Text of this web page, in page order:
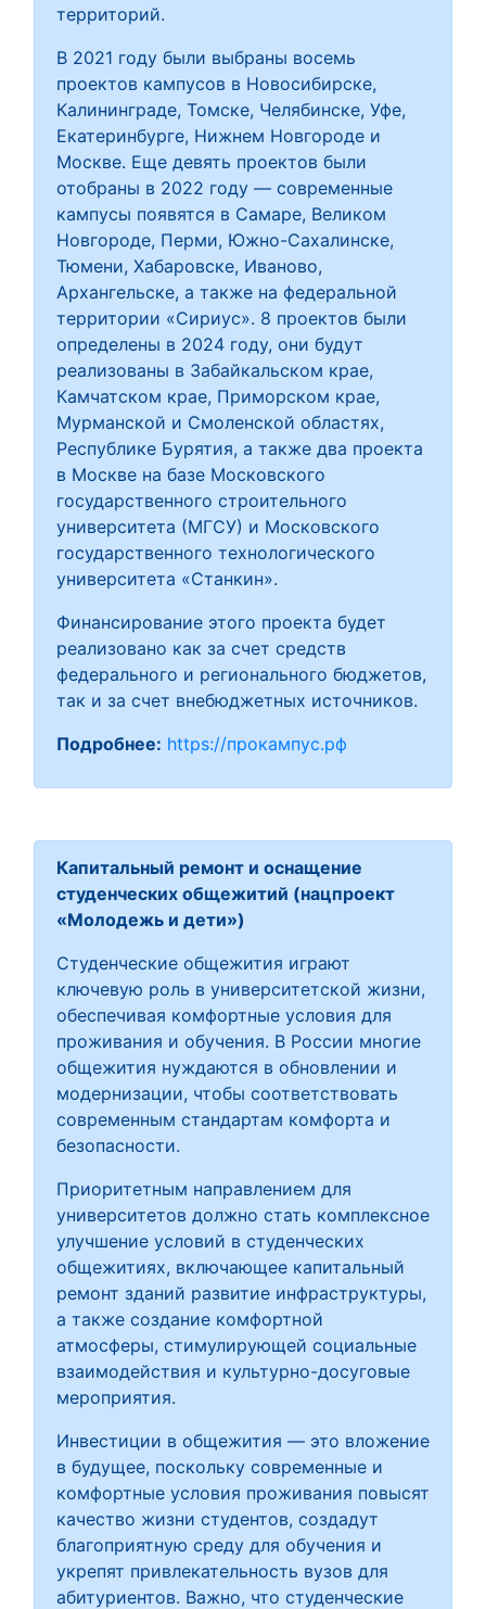
территорий.
В 2021 году были выбраны восемь
проектов кампусов в Новосибирске,
Калининграде, Томске, Челябинске, Уфе,
Екатеринбурге, Нижнем Новгороде и
Москве. Еще девять проектов были
отобраны в 2022 году — современные
кампусы появятся в Самаре, Великом
Новгороде, Перми, Южно-Сахалинске,
Тюмени, Хабаровске, Иваново,
Архангельске, а также на федеральной
территории «Сириус». 8 проектов были
определены в 2024 году, они будут
реализованы в Забайкальском крае,
Камчатском крае, Приморском крае,
Мурманской и Смоленской областях,
Республике Бурятия, а также два проекта
в Москве на базе Московского
государственного строительного
университета (МГСУ) и Московского
государственного технологического
университета «Станкин».
Финансирование этого проекта будет
реализовано как за счет средств
федерального и регионального бюджетов,
так и за счет внебюджетных источников.
Подробнее: https://прокампус.рф
Капитальный ремонт и оснащение
студенческих общежитий (нацпроект
«Молодежь и дети»)
Студенческие общежития играют
ключевую роль в университетской жизни,
обеспечивая комфортные условия для
проживания и обучения. В России многие
общежития нуждаются в обновлении и
модернизации, чтобы соответствовать
современным стандартам комфорта и
безопасности.
Приоритетным направлением для
университетов должно стать комплексное
улучшение условий в студенческих
общежитиях, включающее капитальный
ремонт зданий развитие инфраструктуры,
а также создание комфортной
атмосферы, стимулирующей социальные
взаимодействия и культурно-досуговые
мероприятия.
Инвестиции в общежития — это вложение
в будущее, поскольку современные и
комфортные условия проживания повысят
качество жизни студентов, создадут
благоприятную среду для обучения и
укрепят привлекательность вузов для
абитуриентов. Важно, что студенческие